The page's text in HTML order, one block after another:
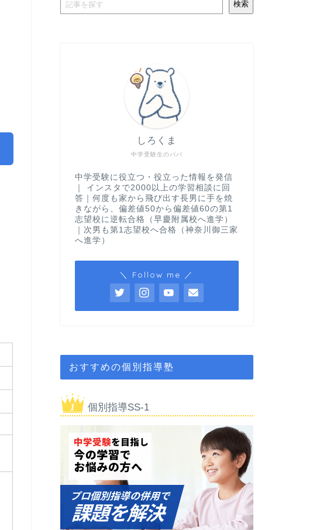
検索
中学受験生のパパ
しろくま
中学受験に役立つ・役立った情報を発信
｜ インスタで2000以上の学習相談に回
答｜何度も家から飛び出す長男に手を焼
きながら、偏差値50から偏差値60の第1
志望校に逆転合格（早慶附属校へ進学）
｜次男も第1志望校へ合格（神奈川御三家
へ進学）
＼ Follow me ／
おすすめの個別指導塾
個別指導SS-1